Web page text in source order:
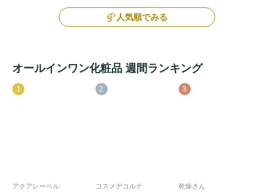
人気順でみる
オールインワン化粧品 週間ランキング
1
アクアレーベル
2
コスメデコルテ
3
乾燥さん